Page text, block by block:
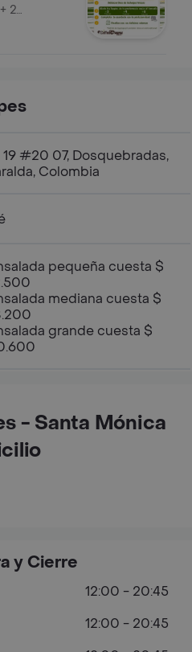
2
19 #20 07, Dosquebradas,
Colombia
pequeña cuesta $
mediana cuesta $
grande cuesta $
- Santa Mónica
y Cierre
12:00 - 20:45
12:00 - 20:45